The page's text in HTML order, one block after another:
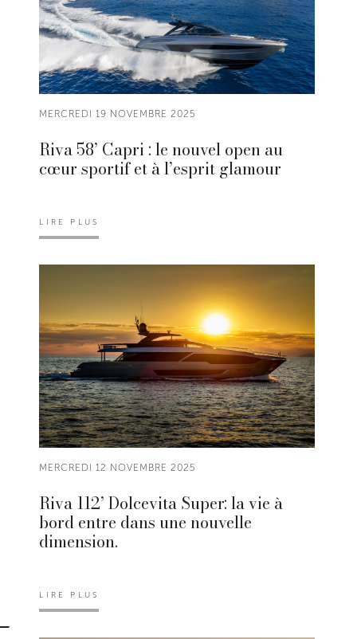
MERCREDI 19 NOVEMBRE 2025
Riva 58’ Capri : le nouvel open au
cœur sportif et à l’esprit glamour
LIRE PLUS
MERCREDI 12 NOVEMBRE 2025
Riva 112’ Dolcevita Super: la vie à
bord entre dans une nouvelle
dimension.
LIRE PLUS